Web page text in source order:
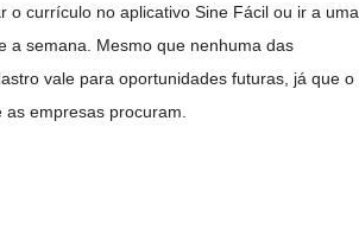
o currículo no aplicativo Sine Fácil ou ir a uma
a semana. Mesmo que nenhuma das
vale para oportunidades futuras, já que o
empresas procuram.